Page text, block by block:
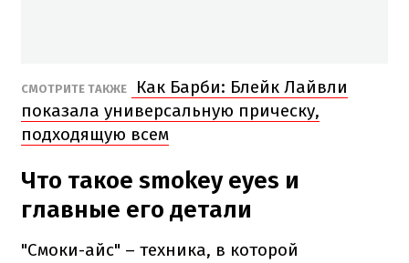
СМОТРИТЕ ТАКЖЕ
Как Барби: Блейк Лайвли
показала универсальную прическу,
подходящую всем
Что такое smokey eyes и
главные его детали
"Смоки-айс" – техника, в которой